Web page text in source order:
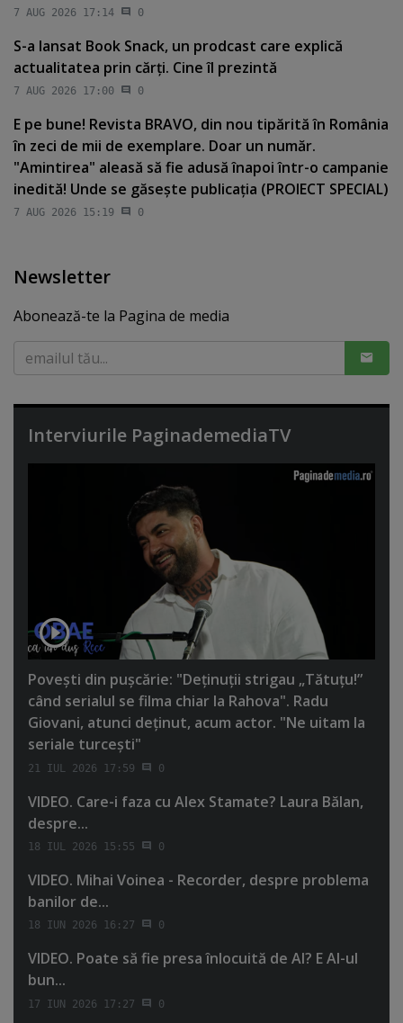
7 AUG 2026 17:14 0
S-a lansat Book Snack, un prodcast care explică
actualitatea prin cărţi. Cine îl prezintă
7 AUG 2026 17:00 0
E pe bune! Revista BRAVO, din nou tipărită în România
în zeci de mii de exemplare. Doar un număr.
"Amintirea" aleasă să fie adusă înapoi într-o campanie
inedită! Unde se găseşte publicaţia (PROIECT SPECIAL)
7 AUG 2026 15:19 0
Newsletter
Abonează-te la Pagina de media
Interviurile PaginademediaTV
Poveşti din puşcărie: "Deţinuţii strigau „Tătuţu!”
când serialul se filma chiar la Rahova". Radu
Giovani, atunci deţinut, acum actor. "Ne uitam la
seriale turceşti"
21 IUL 2026 17:59 0
VIDEO. Care-i faza cu Alex Stamate? Laura Bălan,
despre...
18 IUL 2026 15:55 0
VIDEO. Mihai Voinea - Recorder, despre problema
banilor de...
18 IUN 2026 16:27 0
VIDEO. Poate să fie presa înlocuită de AI? E AI-ul
bun...
17 IUN 2026 17:27 0